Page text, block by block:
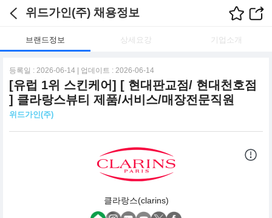
위드가인(주) 채용정보
브랜드정보 상세요강 기업소개
등록일 : 2026-06-14 | 업데이트 : 2026-06-14
[유럽 1위 스킨케어] [ 현대판교점/ 현대천호점
] 클라랑스뷰티 제품/서비스/매장전문직원
위드가인(주)
클라랑스(clarins)